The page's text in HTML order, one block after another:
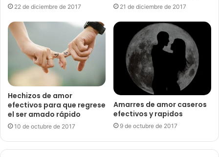
22 de diciembre de 2017 21 de diciembre de 2017
Hechizos de amor
efectivos para que regrese
el ser amado rápido
10 de octubre de 2017
Amarres de amor caseros
efectivos y rapidos
9 de octubre de 2017